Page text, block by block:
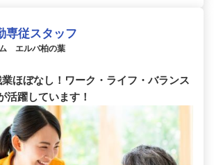
専従スタッフ
エルバ柏の葉
業ほぼなし！ワーク・ライフ・バランス
躍しています！